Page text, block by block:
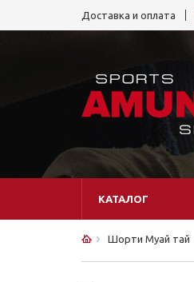
Доставка и оплата
КАТАЛОГ
Шорти Муай тай